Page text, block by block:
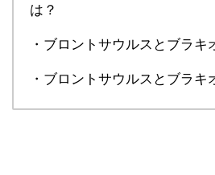
は？
・ブロントサウルスとブラキ
・ブロントサウルスとブラキ